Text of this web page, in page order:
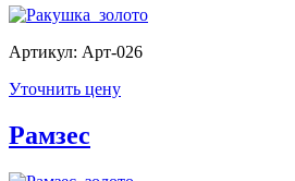
Артикул: Арт-026
Уточнить цену
Рамзес